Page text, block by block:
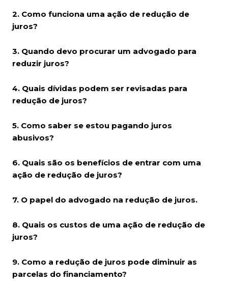
2. Como funciona uma ação de redução de
juros?
3. Quando devo procurar um advogado para
reduzir juros?
4. Quais dívidas podem ser revisadas para
redução de juros?
5. Como saber se estou pagando juros
abusivos?
6. Quais são os benefícios de entrar com uma
ação de redução de juros?
7. O papel do advogado na redução de juros.
8. Quais os custos de uma ação de redução de
juros?
9. Como a redução de juros pode diminuir as
parcelas do financiamento?